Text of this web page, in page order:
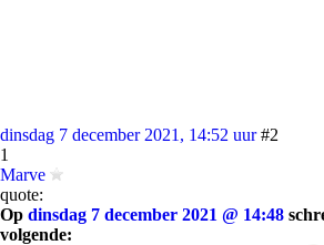
dinsdag 7 december 2021, 14:52 uur #2
1
Marve
quote:
Op dinsdag 7 december 2021 @ 14:48
volgende: